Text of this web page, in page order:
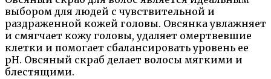
выбором для людей с чувствительной и
раздраженной кожей головы. Овсянка увлажняет
и смягчает кожу головы, удаляет омертвевшие
клетки и помогает сбалансировать уровень ее
pH. Овсяный скраб делает волосы мягкими и
блестящими.